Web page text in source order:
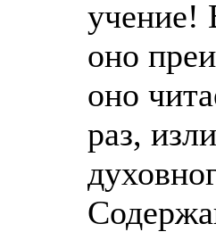
учение!
оно
оно
раз,